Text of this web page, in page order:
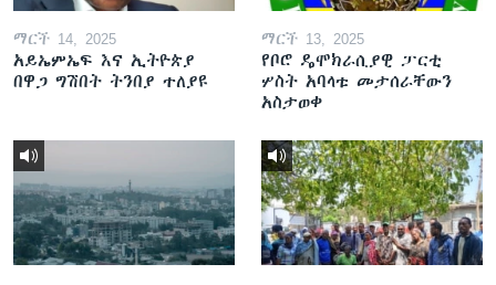
ማርች 14, 2025
አይኤምኤፍ እና ኢትዮጵያ
በዋጋ ግሽበት ትንበያ ተለያዩ
ማርች 13, 2025
የቦሮ ዴሞክራሲያዊ ፓርቲ
ሦስት አባላቱ መታሰራቸውን
አስታወቀ